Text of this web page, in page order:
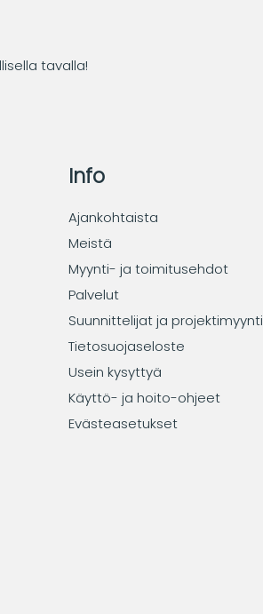
tavalla!
Info
Ajankohtaista
Meistä
Myynti- ja toimitusehdot
Palvelut
Suunnittelijat ja projektimyynti
Tietosuojaseloste
Usein kysyttyä
Käyttö- ja hoito-ohjeet
Evästeasetukset